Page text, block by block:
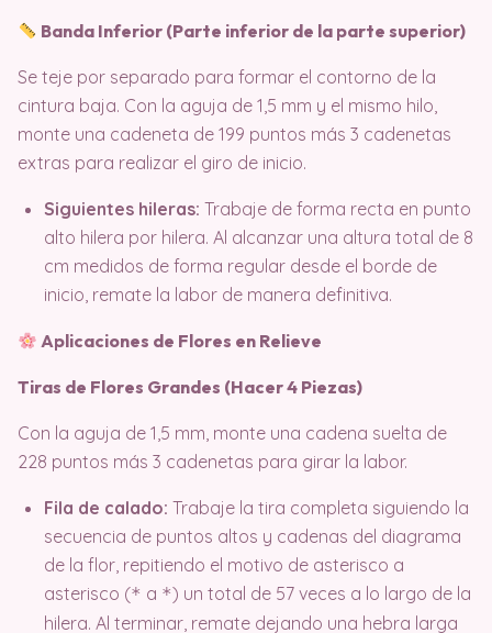
Banda Inferior (Parte inferior de la parte superior)
Se teje por separado para formar el contorno de la
cintura baja. Con la aguja de 1,5 mm y el mismo hilo,
monte una cadeneta de 199 puntos más 3 cadenetas
extras para realizar el giro de inicio.
Siguientes hileras: Trabaje de forma recta en punto
alto hilera por hilera. Al alcanzar una altura total de 8
cm medidos de forma regular desde el borde de
inicio, remate la labor de manera definitiva.
Aplicaciones de Flores en Relieve
Tiras de Flores Grandes (Hacer 4 Piezas)
Con la aguja de 1,5 mm, monte una cadena suelta de
228 puntos más 3 cadenetas para girar la labor.
Fila de calado: Trabaje la tira completa siguiendo la
secuencia de puntos altos y cadenas del diagrama
de la flor, repitiendo el motivo de asterisco a
asterisco (* a *) un total de 57 veces a lo largo de la
hilera. Al terminar, remate dejando una hebra larga